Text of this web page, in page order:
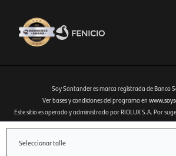
Seleccionar talle
Fenicio eCommerce Uruguay
Soy Santander es marca registrada de Banco
Ver bases y condiciones del programa en
Este sitio es operado y administrado por RIOLUX S.A. Por
soporte.tienda@soysantander.com.uyo al
sitio web www.copab.org.uy